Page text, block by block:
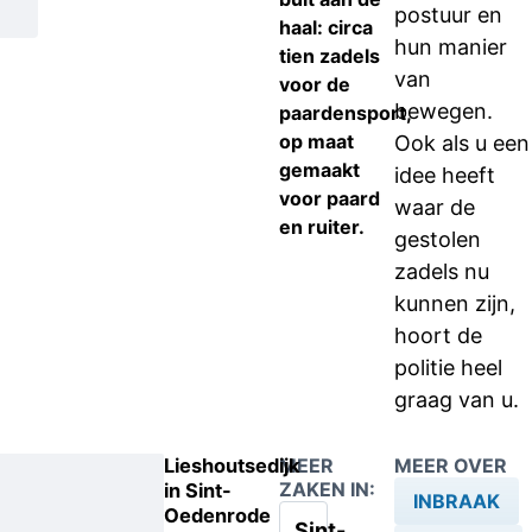
haal: circa
tien zadels
voor de
paardensport,
op maat
gemaakt
voor paard
en ruiter.
postuur en
hun manier
van
bewegen.
Ook als u een
idee heeft
waar de
gestolen
zadels nu
kunnen zijn,
hoort de
politie heel
graag van u.
Lieshoutsedijk
in Sint-
Oedenrode
MEER
ZAKEN IN:
MEER OVER
INBRAAK